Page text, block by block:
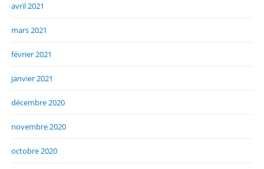
avril 2021
mars 2021
février 2021
janvier 2021
décembre 2020
novembre 2020
octobre 2020